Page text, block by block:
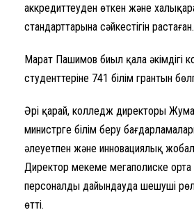
аккредиттеуден өткен және
стандарттарына сәйкестігін растаған.
Марат Пашимов биыл қала әкімдігі
студенттеріне 741 білім грантын
Әрі қарай, колледж директоры
министрге білім беру
әлеуетпен және инновациялық
Директор мекеме мегаполиске
персоналды дайындауда шешуші
өтті.